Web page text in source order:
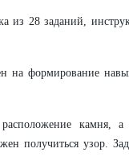
из 28 заданий,
на формирование
камня, а
получиться узор.